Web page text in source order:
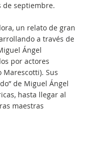
de septiembre.
un relato de gran
a través de
Ángel
por actores
Marescotti). Sus
de Miguel Ángel
hasta llegar al
maestras